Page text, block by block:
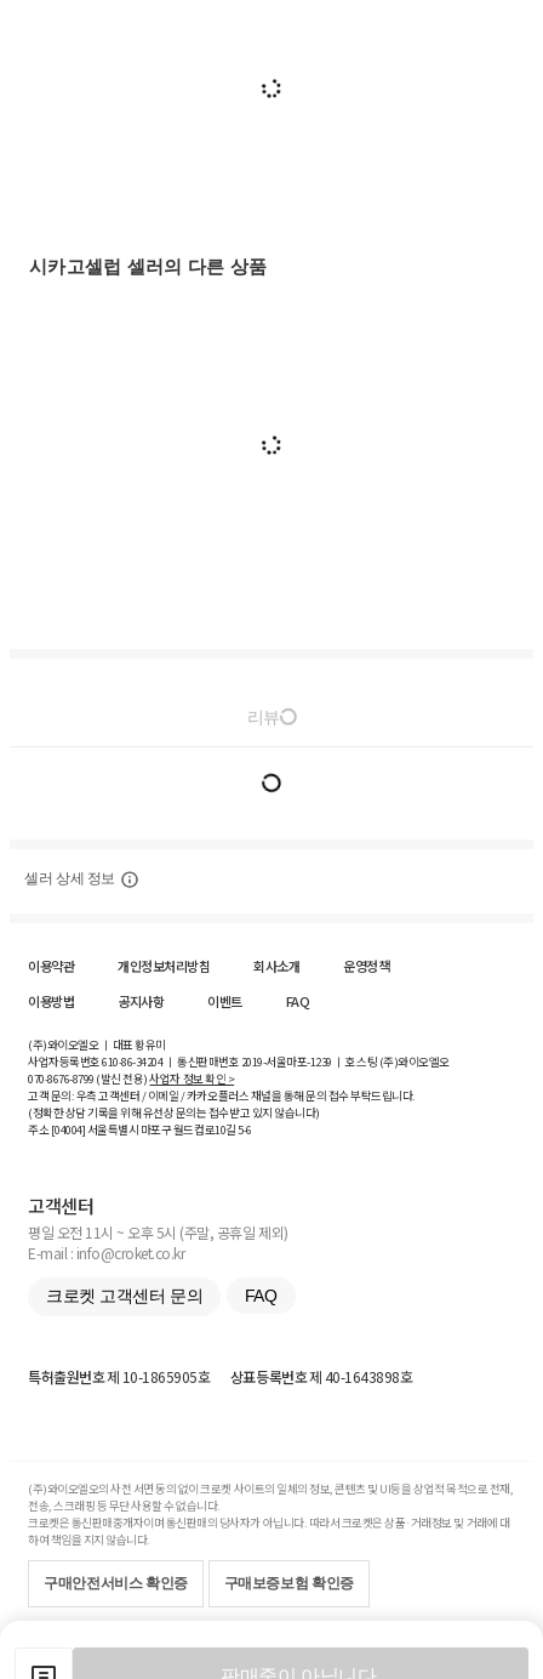
시카고셀럽 셀러의 다른 상품
리뷰
셀러 상세 정보
이용약관 개인정보처리방침 회사소개
운영정책
이용방법
공지사항 이벤트 FAQ
(주)와이오엘오 ㅣ 대표 황유미
사업자등록번호610-86-34204ㅣ 통신판매번호 2019-서울마포-1239 ㅣ 호스팅 (주)와이오엘오
070-8676-8799 (발신 전용)사업자 정보 확인 >
고객 문의: 우측 고객센터 / 이메일 / 카카오플러스 채널을 통해 문의 접수 부탁드립니다.
(정확한 상담 기록을 위해 유선상 문의는 접수받고 있지 않습니다)
주소 [04004] 서울특별시 마포구 월드컵로10길5-6
고객센터
평일 오전 11시 ~ 오후 5시 (주말, 공휴일 제외)
E-mail : info@croket.co.kr
크로켓 고객센터 문의 FAQ
특허출원번호제 10-1865905호 상표등록번호제 40-1643898호
(주)와이오엘오의 사전 서면 동의 없이 크로켓 사이트의 일체의 정보, 콘텐츠 및 UI등을 상업적 목적으로 전재,
전송, 스크래핑 등 무단 사용할 수 없습니다.
크로켓은 통신판매중개자이며 통신판매의 당사자가 아닙니다. 따라서 크로켓은 상품·거래정보 및 거래에 대
하여 책임을 지지 않습니다.
구매안전서비스 확인증 구매보증보험 확인증